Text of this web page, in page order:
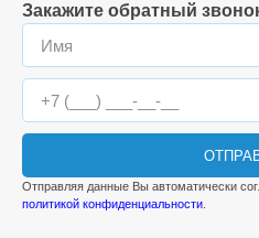
Закажите обратный
Отправляя данные Вы автоматически
политикой конфиденциальности